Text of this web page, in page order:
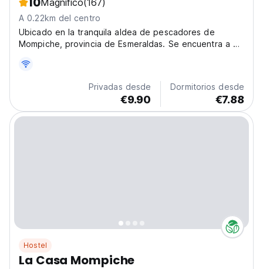
Magnífico(167)
A 0.22km del centro
Ubicado en la tranquila aldea de pescadores de
Mompiche, provincia de Esmeraldas. Se encuentra a 7
por tierra, ?f?cil acceso! El albergue Mud House es un
lugar ideal para disfrutar de las playas y los...
Privadas desde
€9.90
Dormitorios desde
€7.88
Hostel
La Casa Mompiche